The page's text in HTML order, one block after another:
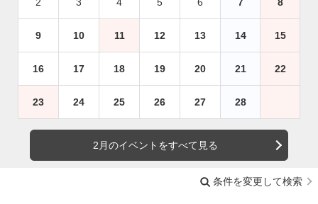
9 10 11 12 13 14 15
16 17 18 19 20 21 22
23 24 25 26 27 28
2月のイベントをすべて見る
条件を変更して検索